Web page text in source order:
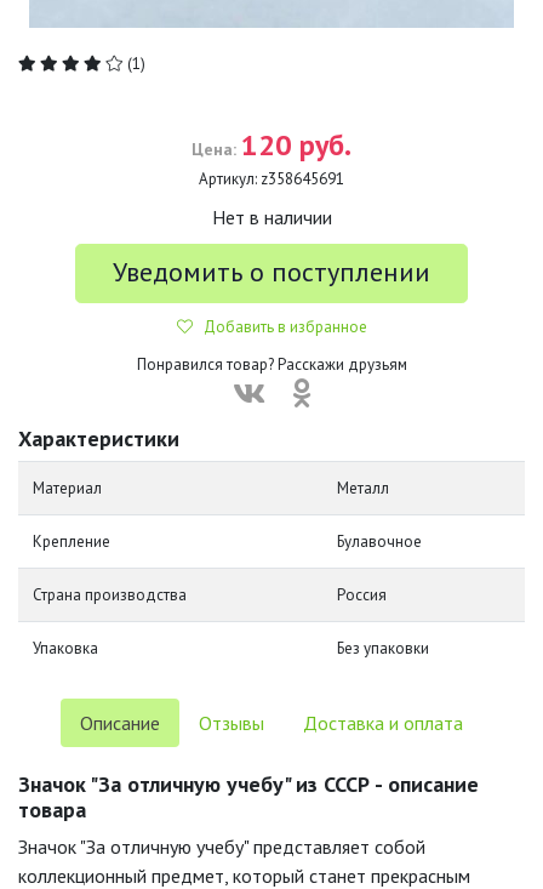
(1)
Цена: 120 руб.
Артикул: z358645691
Нет в наличии
Уведомить о поступлении
Добавить в избранное
Понравился товар? Расскажи друзьям
Характеристики
Материал Металл
Крепление Булавочное
Страна производства Россия
Упаковка Без упаковки
Описание Отзывы Доставка и оплата
Значок "За отличную учебу" из СССР - описание
товара
Значок "За отличную учебу" представляет собой
коллекционный предмет, который станет прекрасным